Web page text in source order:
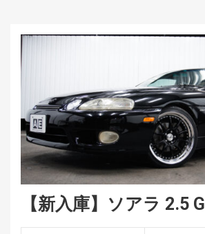
【新入庫】ソアラ 2.5